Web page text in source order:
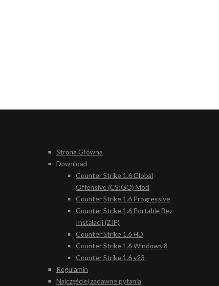
Strona Główna
Download
Counter Strike 1.6 Global
Offensive (CS:GO) Mod
Counter Strike 1.6 Progressive
Counter Strike 1.6 Portable Bez
Instalacji (ZIP)
Counter Strike 1.6 HD
Counter Strike 1.6 Windows 8
Counter Strike 1.6 v23
Regulamin
Najczęściej zadawne pytania